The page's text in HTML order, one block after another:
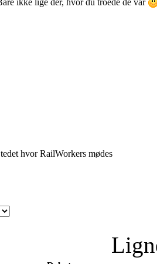
ikke lige der, hvor du troede de var
hvor RailWorkers mødes